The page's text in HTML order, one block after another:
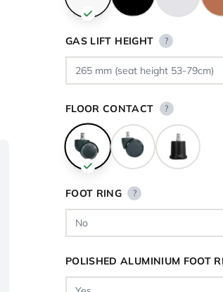
GAS LIFT HEIGHT ?
FLOOR CONTACT ?
FOOT RING ?
POLISHED ALUMINIUM FOOT